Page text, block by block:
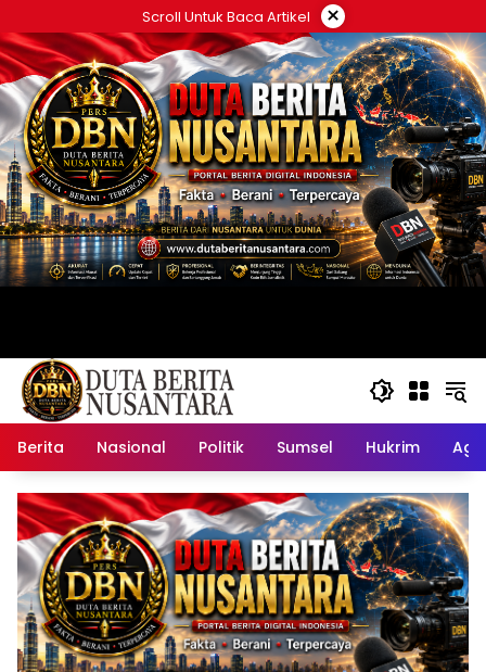
ke
konten
Scroll Untuk Baca Artikel ×
Berita Nasional Politik Sumsel Hukrim